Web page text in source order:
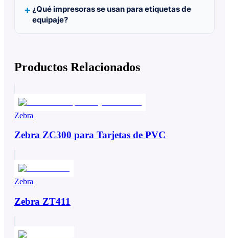
¿Qué impresoras se usan para etiquetas de
equipaje?
Productos Relacionados
Zebra
Zebra ZC300 para Tarjetas de PVC
Zebra
Zebra ZT411